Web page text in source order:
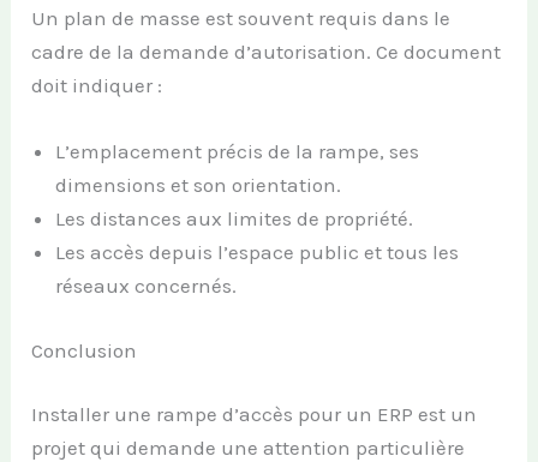
Un plan de masse est souvent requis dans le
cadre de la demande d’autorisation. Ce document
doit indiquer :
L’emplacement précis de la rampe, ses
dimensions et son orientation.
Les distances aux limites de propriété.
Les accès depuis l’espace public et tous les
réseaux concernés.
Conclusion
Installer une rampe d’accès pour un ERP est un
projet qui demande une attention particulière